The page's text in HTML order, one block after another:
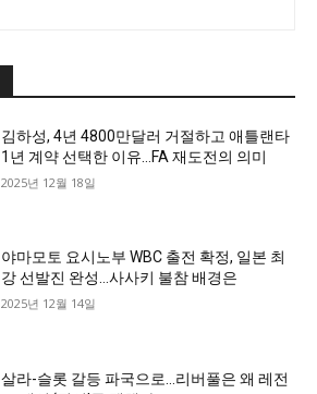
김하성, 4년 4800만달러 거절하고 애틀랜타
1년 계약 선택한 이유…FA 재도전의 의미
2025년 12월 18일
야마모토 요시노부 WBC 출전 확정, 일본 최
강 선발진 완성…사사키 불참 배경은
2025년 12월 14일
살라-슬롯 갈등 파국으로…리버풀은 왜 레전